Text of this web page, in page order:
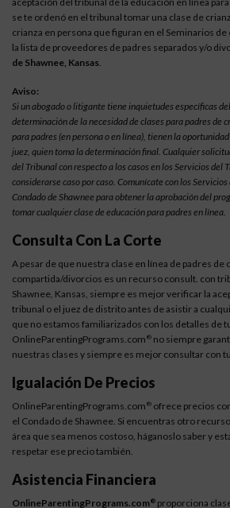
se te ordenó en el tribunal tomar una clase de
crianza en persona que figuran en el Seminarios de
la lista de proveedores de padres separados y/o
de Shawnee, Kansas.
Aviso:
Si un abogado o litigante tiene inquietudes específicas
determinación de la necesidad de clases para padres de
para padres (en persona o en línea), tienen la
juez, quien toma la determinación final. Cualquier
del Tribunal con respecto a los casos en los Servicios del
considerarse caso por caso. Comunícate con los
Condado de Shawnee para obtener la aprobación del
tomar cualquier clase de educación para padres en línea.
Consulta Con La Corte
A pesar de que nuestra clase en línea de padres de
compartida/divorcios es un recurso consult. con
Shawnee, Kansas, siempre es mejor verificar la
tribunal o el juez de distrito antes de asistir a
que no estamos familiarizados con los detalles de
OnlineParentingPrograms.com ® no siempre
nuestras clases y siempre es mejor consultar con
Igualación De Precios
OnlineParentingPrograms.com ® ofrece precios
el Condado de Shawnee. Si encuentras otro
área que sea menos costoso, háganoslo saber y
respetar ese precio también.
Asistencia Financiera
OnlineParentingPrograms.com® proporciona